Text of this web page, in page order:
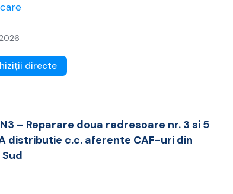
directe
– Reparare doua redresoare nr. 3 si 5
distributie c.c. aferente CAF-uri din